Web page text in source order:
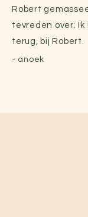
Robert
tevreden over. Ik
terug, bij Robert.
- anoek